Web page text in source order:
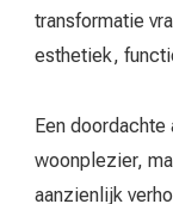
transformatie
esthetiek,
Een
woonplezier,
aanzienlijk